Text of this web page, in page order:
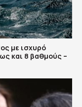
με ισχυρό
και 8 βαθμούς –